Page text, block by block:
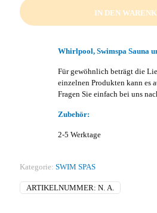
AMAZONAS
W-
FLOW
IN DEN
Whirlpool, Swimspa Sauna
Für gewöhnlich beträgt die
einzelnen Produkten kann es
Fragen Sie einfach bei uns
Zubehör:
2-5 Werktage
Kategorie: SWIM SPAS
ARTIKELNUMMER: N. A.